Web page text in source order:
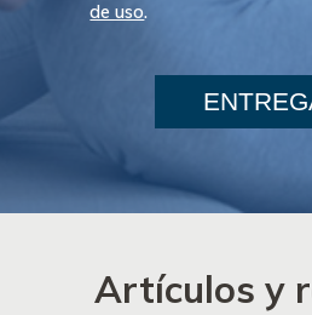
de uso.
Artículos y